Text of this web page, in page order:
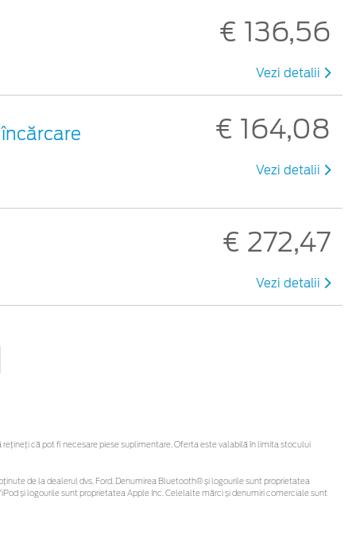
€ 136,56
Vezi detalii
€ 164,08
Vezi detalii
€ 272,47
Vezi detalii
că pot fi necesare piese suplimentare. Oferta este valabilă în limita stocului
de la dealerul dvs. Ford. Denumirea Bluetooth® și logourile sunt proprietatea
și logourile sunt proprietatea Apple Inc. Celelalte mărci și denumiri comerciale sunt